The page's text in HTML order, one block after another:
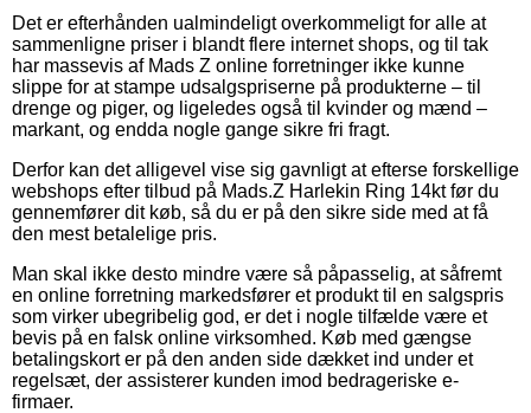
Det er efterhånden ualmindeligt overkommeligt for alle at
sammenligne priser i blandt flere internet shops, og til tak
har massevis af Mads Z online forretninger ikke kunne
slippe for at stampe udsalgspriserne på produkterne – til
drenge og piger, og ligeledes også til kvinder og mænd –
markant, og endda nogle gange sikre fri fragt.
Derfor kan det alligevel vise sig gavnligt at efterse forskellige
webshops efter tilbud på Mads.Z Harlekin Ring 14kt før du
gennemfører dit køb, så du er på den sikre side med at få
den mest betalelige pris.
Man skal ikke desto mindre være så påpasselig, at såfremt
en online forretning markedsfører et produkt til en salgspris
som virker ubegribelig god, er det i nogle tilfælde være et
bevis på en falsk online virksomhed. Køb med gængse
betalingskort er på den anden side dækket ind under et
regelsæt, der assisterer kunden imod bedrageriske e-
firmaer.